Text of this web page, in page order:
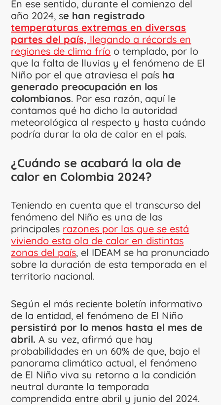
En ese sentido, durante el comienzo del
año 2024, se han registrado
temperaturas extremas en diversas
partes del país, llegando a récords en
regiones de clima frío o templado, por lo
que la falta de lluvias y el fenómeno de El
Niño por el que atraviesa el país ha
generado preocupación en los
colombianos. Por esa razón, aquí le
contamos qué ha dicho la autoridad
meteorológica al respecto y hasta cuándo
podría durar la ola de calor en el país.
¿Cuándo se acabará la ola de
calor en Colombia 2024?
Teniendo en cuenta que el transcurso del
fenómeno del Niño es una de las
principales razones por las que se está
viviendo esta ola de calor en distintas
zonas del país, el IDEAM se ha pronunciado
sobre la duración de esta temporada en el
territorio nacional.
Según el más reciente boletín informativo
de la entidad, el fenómeno de El Niño
persistirá por lo menos hasta el mes de
abril. A su vez, afirmó que hay
probabilidades en un 60% de que, bajo el
panorama climático actual, el fenómeno
de El Niño viva su retorno a la condición
neutral durante la temporada
comprendida entre abril y junio del 2024.